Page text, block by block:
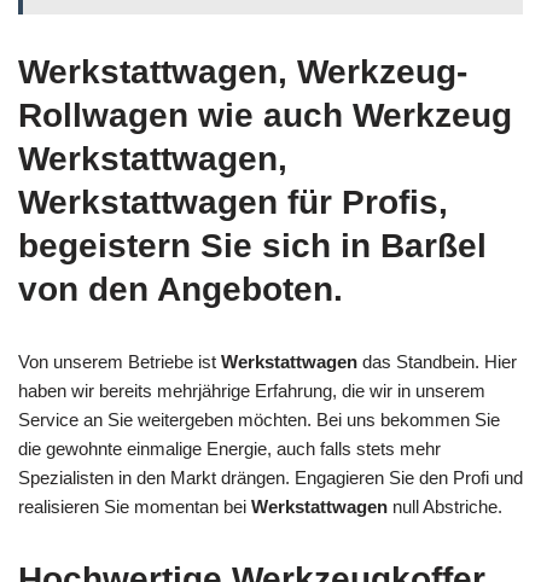
Werkstattwagen, Werkzeug-
Rollwagen wie auch Werkzeug
Werkstattwagen,
Werkstattwagen für Profis,
begeistern Sie sich in Barßel
von den Angeboten.
Von unserem Betriebe ist Werkstattwagen das Standbein. Hier
haben wir bereits mehrjährige Erfahrung, die wir in unserem
Service an Sie weitergeben möchten. Bei uns bekommen Sie
die gewohnte einmalige Energie, auch falls stets mehr
Spezialisten in den Markt drängen. Engagieren Sie den Profi und
realisieren Sie momentan bei Werkstattwagen null Abstriche.